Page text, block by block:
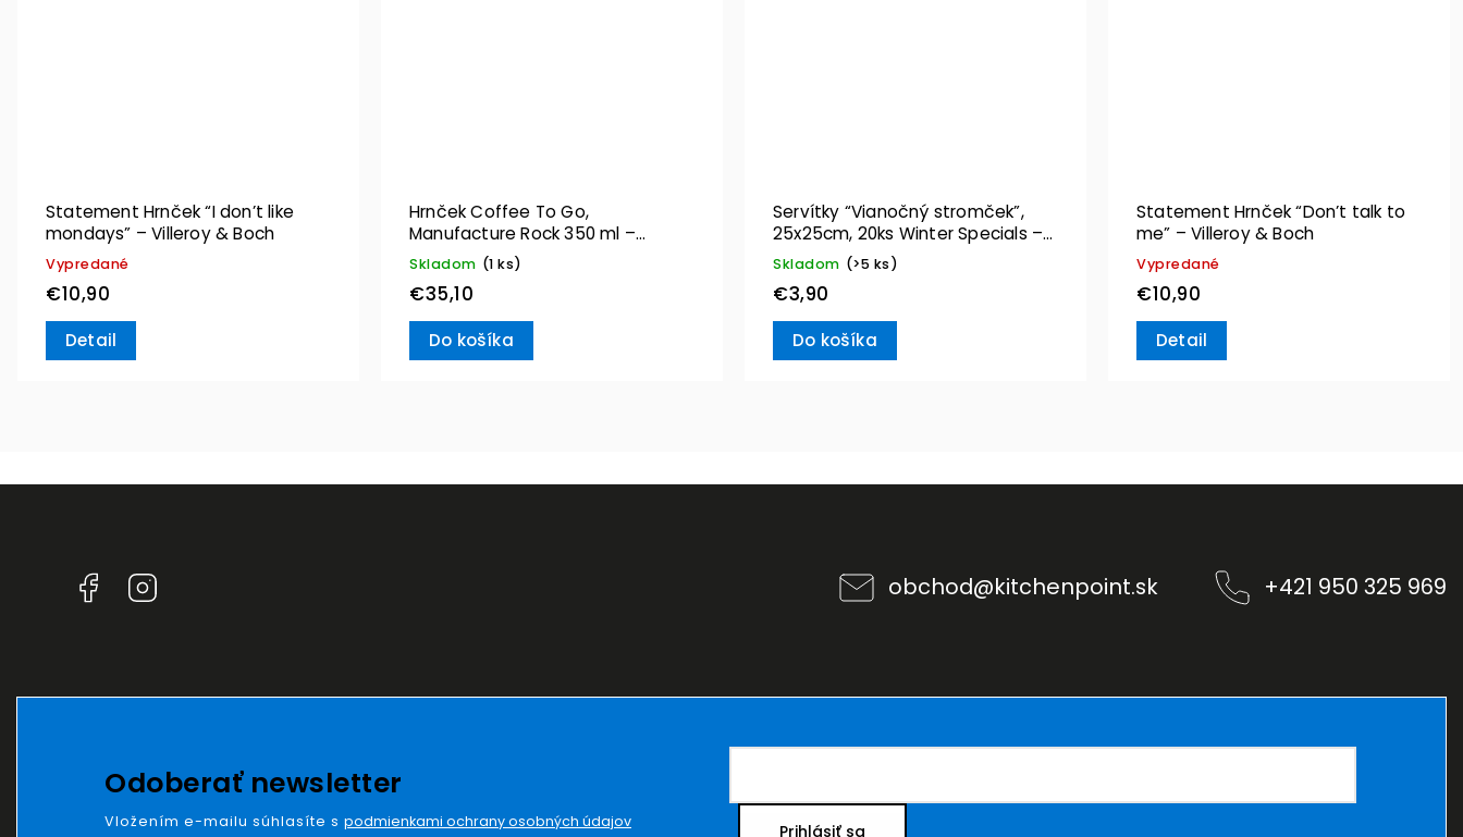
Statement Hrnček “I don’t like
mondays” – Villeroy & Boch
Vypredané
€10,90
Detail
Hrnček Coffee To Go,
Manufacture Rock 350 ml –
Villeroy & Boch
Skladom (1 ks)
€35,10
Do košíka
Servítky “Vianočný stromček”,
25x25cm, 20ks Winter Specials –
Villeroy & Boch
Skladom (>5 ks)
€3,90
Do košíka
Statement Hrnček “Don’t talk to
me” – Villeroy & Boch
Vypredané
€10,90
Detail
Facebook obchod@kitchenpoint.sk +421 950 325 969
Odoberať newsletter
Vložením e-mailu súhlasíte s podmienkami ochrany osobných údajov Prihlásiť sa